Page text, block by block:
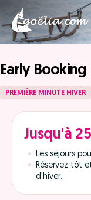
Early Booking
PREMIÈRE MINUTE HIVER
Jusqu'à
Les séjours
Réservez tôt
d'hiver.